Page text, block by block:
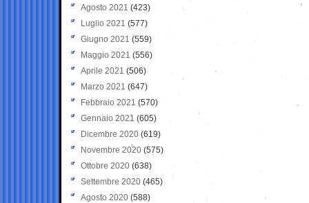
Agosto 2021 (423)
Luglio 2021 (577)
Giugno 2021(559)
Maggio 2021 (556)
Aprile 2021 (506)
Marzo 2021 (647)
Febbraio 2021 (570)
Gennaio 2021 (605)
Dicembre 2020 (619)
Novembre 2020 (575)
Ottobre 2020 (638)
Settembre 2020(465)
Agosto 2020 (588)